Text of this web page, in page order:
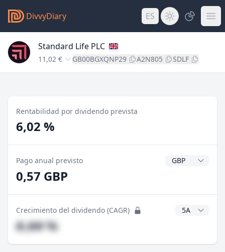
DivvyDiary ES
Standard Life PLC
11,02 € GB00BGXQNP29 A2N805 SDLF
Rentabilidad por dividendo prevista
6,02 %
Pago anual previsto Divisa del
0,57 GBP
Crecimiento del dividendo (CAGR) Años CAGR
#,## %